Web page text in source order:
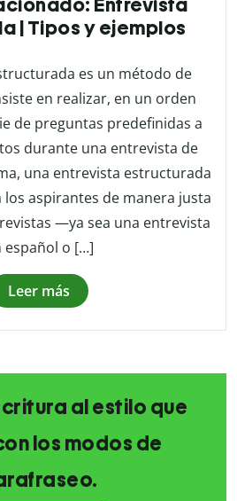
Entrevista
| Tipos y ejemplos
es un método de
en realizar, en un orden
de preguntas predefinidas a
durante una entrevista de
una entrevista estructurada
aspirantes de manera justa
—ya sea una entrevista
español o […]
Leer más
al estilo que
los modos de